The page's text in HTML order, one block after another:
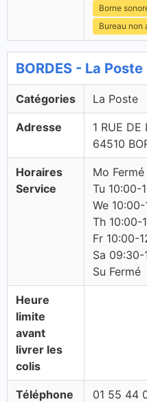
Borne
Bureau non
BORDES - La
Catégories La Poste
Adresse
1 RUE DE
64510
Horaires
Service
Mo Fermé
Tu 10:00-
We
Th 10:00-
Fr 10:00-
Sa 09:30-
Su Fermé
Heure
limite
avant
livrer les
colis
Téléphone 01 55 44